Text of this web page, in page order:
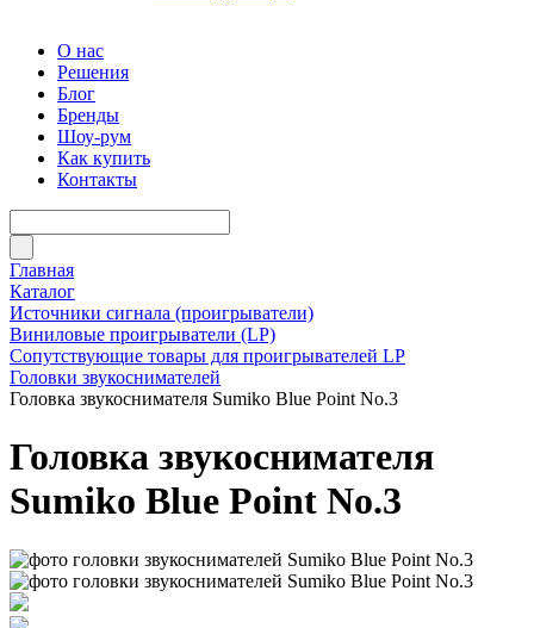
О нас
Решения
Блог
Бренды
Шоу-рум
Как купить
Контакты
Главная
Каталог
Источники сигнала (проигрыватели)
Виниловые проигрыватели (LP)
Сопутствующие товары для проигрывателей LP
Головки звукоснимателей
Головка звукоснимателя Sumiko Blue Point No.3
Головка звукоснимателя
Sumiko Blue Point No.3